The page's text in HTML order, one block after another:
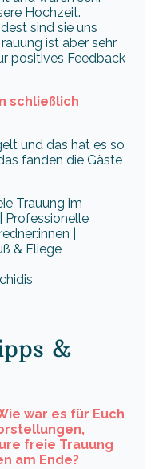
Hochzeit.
sind sie uns
ist aber sehr
positives Feedback
schließlich
und das hat es so
fanden die Gäste
&
war es für Euch
freie Trauung
am Ende?